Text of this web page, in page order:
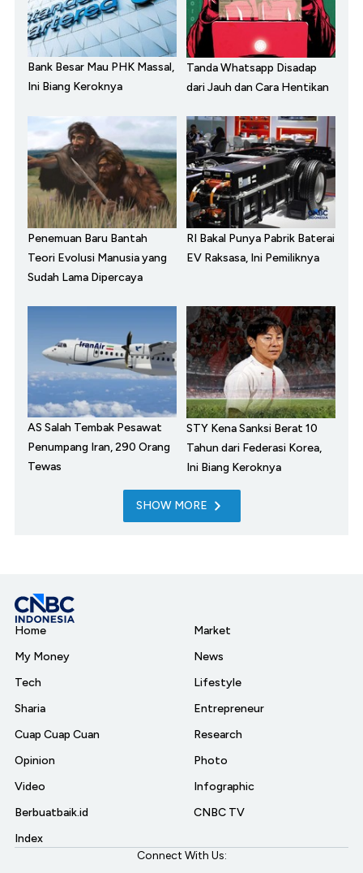
Bank Besar Mau PHK Massal,
Ini Biang Keroknya
Tanda Whatsapp Disadap
dari Jauh dan Cara Hentikan
Penemuan Baru Bantah
Teori Evolusi Manusia yang
Sudah Lama Dipercaya
RI Bakal Punya Pabrik Baterai
EV Raksasa, Ini Pemiliknya
AS Salah Tembak Pesawat
Penumpang Iran, 290 Orang
Tewas
STY Kena Sanksi Berat 10
Tahun dari Federasi Korea,
Ini Biang Keroknya
SHOW MORE
Home
My Money
Tech
Sharia
Cuap Cuap Cuan
Opinion
Video
Berbuatbaik.id
Index
Market
News
Lifestyle
Entrepreneur
Research
Photo
Infographic
CNBC TV
Connect With Us: